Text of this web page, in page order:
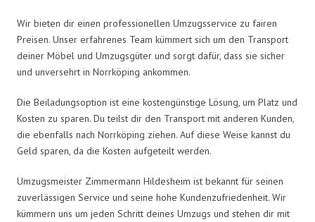
Wir bieten dir einen professionellen Umzugsservice zu fairen
Preisen. Unser erfahrenes Team kümmert sich um den Transport
deiner Möbel und Umzugsgüter und sorgt dafür, dass sie sicher
und unversehrt in Norrköping ankommen.
Die Beiladungsoption ist eine kostengünstige Lösung, um Platz und
Kosten zu sparen. Du teilst dir den Transport mit anderen Kunden,
die ebenfalls nach Norrköping ziehen. Auf diese Weise kannst du
Geld sparen, da die Kosten aufgeteilt werden.
Umzugsmeister Zimmermann Hildesheim ist bekannt für seinen
zuverlässigen Service und seine hohe Kundenzufriedenheit. Wir
kümmern uns um jeden Schritt deines Umzugs und stehen dir mit